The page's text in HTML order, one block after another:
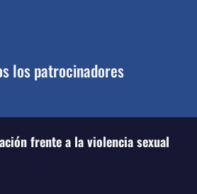
los patrocinadores
frente a la violencia sexual